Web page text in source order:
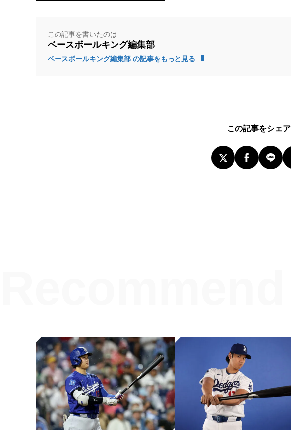
この記事を書いたのは
ベースボールキング編集部
ベースボールキング編集部 の記事をもっと見る
この記事をシェア